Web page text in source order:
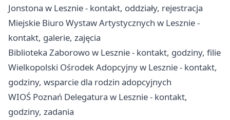
Jonstona w Lesznie - kontakt, oddziały, rejestracja
Miejskie Biuro Wystaw Artystycznych w Lesznie -
kontakt, galerie, zajęcia
Biblioteka Zaborowo w Lesznie - kontakt, godziny, filie
Wielkopolski Ośrodek Adopcyjny w Lesznie - kontakt,
godziny, wsparcie dla rodzin adopcyjnych
WIOŚ Poznań Delegatura w Lesznie - kontakt,
godziny, zadania